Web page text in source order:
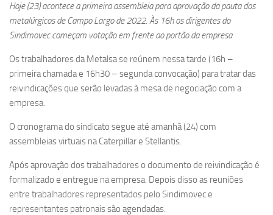
Hoje (23) acontece a primeira assembleia para aprovação da pauta dos
metalúrgicos de Campo Largo de 2022. Às 16h os dirigentes do
Sindimovec começam votação em frente ao portão da empresa
Os trabalhadores da Metalsa se reúnem nessa tarde (16h –
primeira chamada e 16h30 – segunda convocação) para tratar das
reivindicações que serão levadas à mesa de negociação com a
empresa.
O cronograma do sindicato segue até amanhã (24) com
assembleias virtuais na Caterpillar e Stellantis.
Após aprovação dos trabalhadores o documento de reivindicação é
formalizado e entregue na empresa. Depois disso as reuniões
entre trabalhadores representados pelo Sindimovec e
representantes patronais são agendadas.